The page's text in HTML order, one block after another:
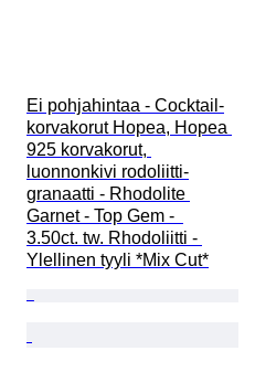
Ei pohjahintaa - Cocktail-
korvakorut Hopea, Hopea
925 korvakorut,
luonnonkivi rodoliitti-
granaatti - Rhodolite
Garnet - Top Gem -
3.50ct. tw. Rhodoliitti -
Ylellinen tyyli *Mix Cut*